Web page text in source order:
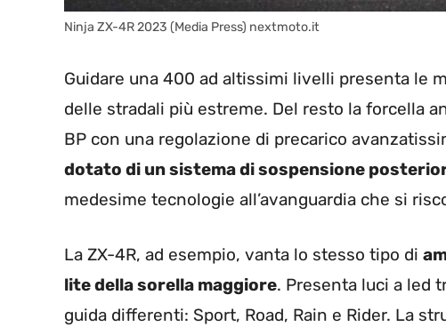
Ninja ZX-4R 2023 (Media Press) nextmoto.it
Guidare una 400 ad altissimi livelli presenta le
delle stradali più estreme. Del resto la forcella
BP con una regolazione di precarico
dotato di un sistema di sospensione
medesime tecnologie all’avanguardia che si
La ZX-4R, ad esempio, vanta lo stesso tipo di
lite della sorella maggiore. Presenta luci a led
guida differenti: Sport, Road, Rain e Rider. La